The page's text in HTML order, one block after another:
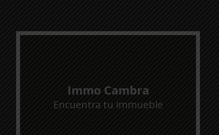
Immo Cambra
Encuentra tu immueble